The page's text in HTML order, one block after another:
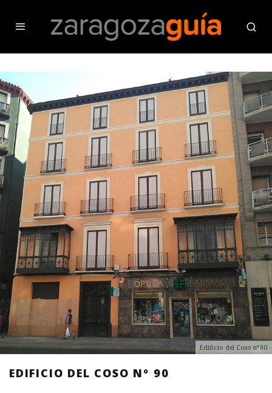
Edificio del Coso nº 90
EDIFICIO DEL COSO Nº 90